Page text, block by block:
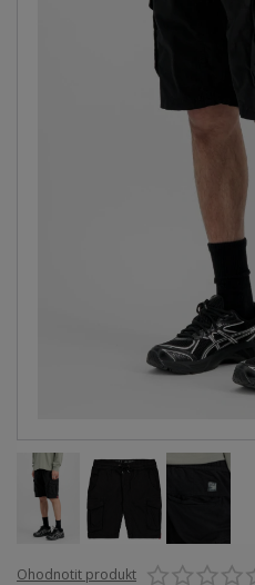
Ohodnotit produkt